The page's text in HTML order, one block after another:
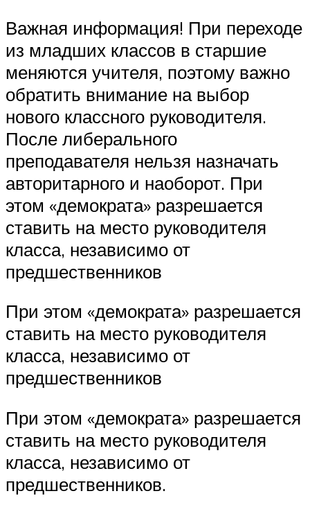
Важная информация! При переходе
из младших классов в старшие
меняются учителя, поэтому важно
обратить внимание на выбор
нового классного руководителя.
После либерального
преподавателя нельзя назначать
авторитарного и наоборот. При
этом «демократа» разрешается
ставить на место руководителя
класса, независимо от
предшественников
При этом «демократа» разрешается
ставить на место руководителя
класса, независимо от
предшественников
При этом «демократа» разрешается
ставить на место руководителя
класса, независимо от
предшественников.